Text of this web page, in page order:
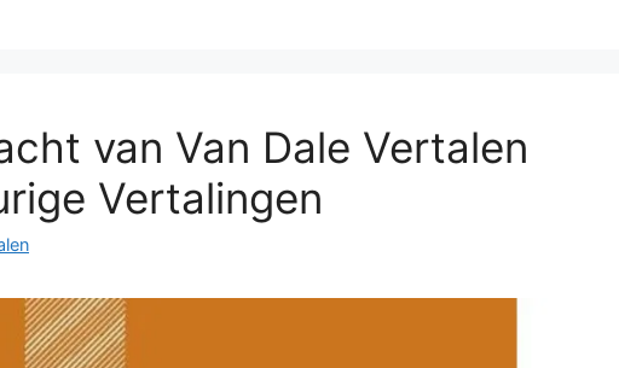
van Van Dale Vertalen
Vertalingen